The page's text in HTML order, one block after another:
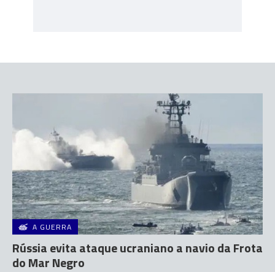
A GUERRA
Rússia evita ataque ucraniano a navio da Frota
do Mar Negro